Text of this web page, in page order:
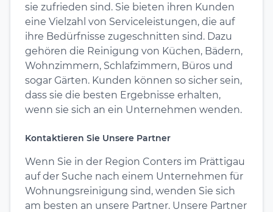
sie zufrieden sind. Sie bieten ihren Kunden
eine Vielzahl von Serviceleistungen, die auf
ihre Bedürfnisse zugeschnitten sind. Dazu
gehören die Reinigung von Küchen, Bädern,
Wohnzimmern, Schlafzimmern, Büros und
sogar Gärten. Kunden können so sicher sein,
dass sie die besten Ergebnisse erhalten,
wenn sie sich an ein Unternehmen wenden.
Kontaktieren Sie Unsere Partner
Wenn Sie in der Region Conters im Prättigau
auf der Suche nach einem Unternehmen für
Wohnungsreinigung sind, wenden Sie sich
am besten an unsere Partner. Unsere Partner